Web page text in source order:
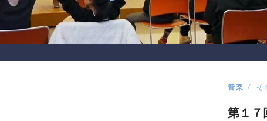
音楽 そ
第１７